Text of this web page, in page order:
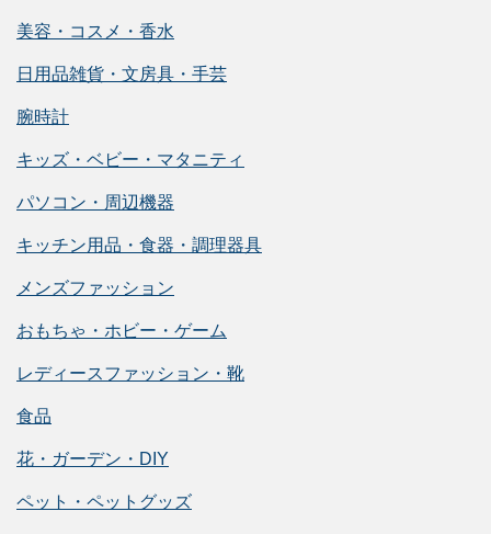
美容・コスメ・香水
日用品雑貨・文房具・手芸
腕時計
キッズ・ベビー・マタニティ
パソコン・周辺機器
キッチン用品・食器・調理器具
メンズファッション
おもちゃ・ホビー・ゲーム
レディースファッション・靴
食品
花・ガーデン・DIY
ペット・ペットグッズ